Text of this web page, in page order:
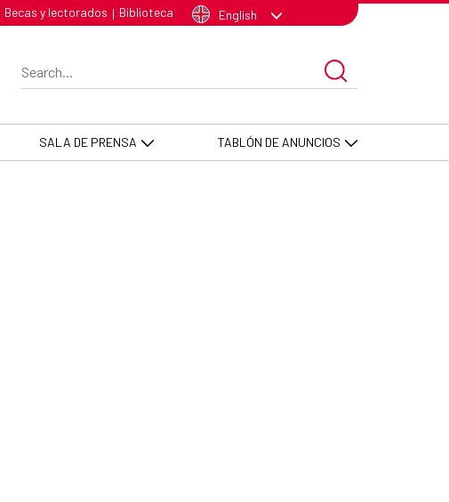
Becas y lectorados | Biblioteca English
SALA DE PRENSA TABLÓN DE ANUNCIOS